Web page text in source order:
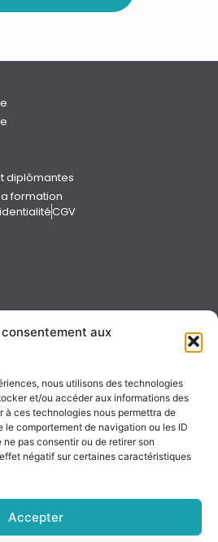
aux
nous utilisons des technologies
et/ou accéder aux informations des
à ces technologies nous permettra de
le comportement de navigation ou les ID
pas consentir ou de retirer son
négatif sur certaines caractéristiques
Accepter
diplômantes
formation
CGV